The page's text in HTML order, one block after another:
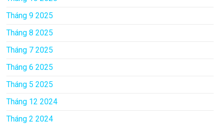
Tháng 9 2025
Tháng 8 2025
Tháng 7 2025
Tháng 6 2025
Tháng 5 2025
Tháng 12 2024
Tháng 2 2024